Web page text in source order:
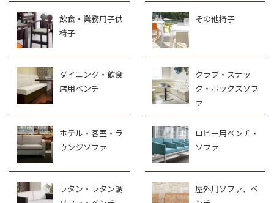
飲食・業務用子供
椅子
その他椅子
ダイニング・飲食
店用ベンチ
クラブ・スナッ
ク・ボックスソフ
ァ
ホテル・客室・ラ
ウンジソファ
ロビー用ベンチ・
ソファ
ラタン・ラタン調
屋外用ソファ、ベ